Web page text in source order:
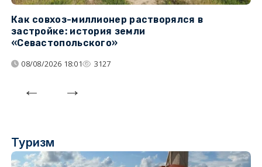
Как совхоз-миллионер растворялся в
застройке: история земли
«Севастопольского»
08/08/2026 18:01 3127
Туризм